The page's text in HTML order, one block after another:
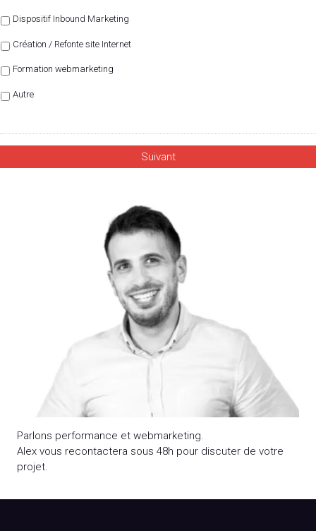
Dispositif Inbound Marketing
Création / Refonte site Internet
Formation webmarketing
Autre
Parlons performance et webmarketing.
Alex vous recontactera sous 48h pour discuter de votre
projet.